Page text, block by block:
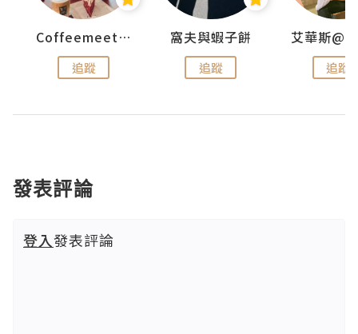
Coffeemeetjojo
追蹤
窩夫與蝦子餅
追蹤 追蹤
發表評論
登入發表評論